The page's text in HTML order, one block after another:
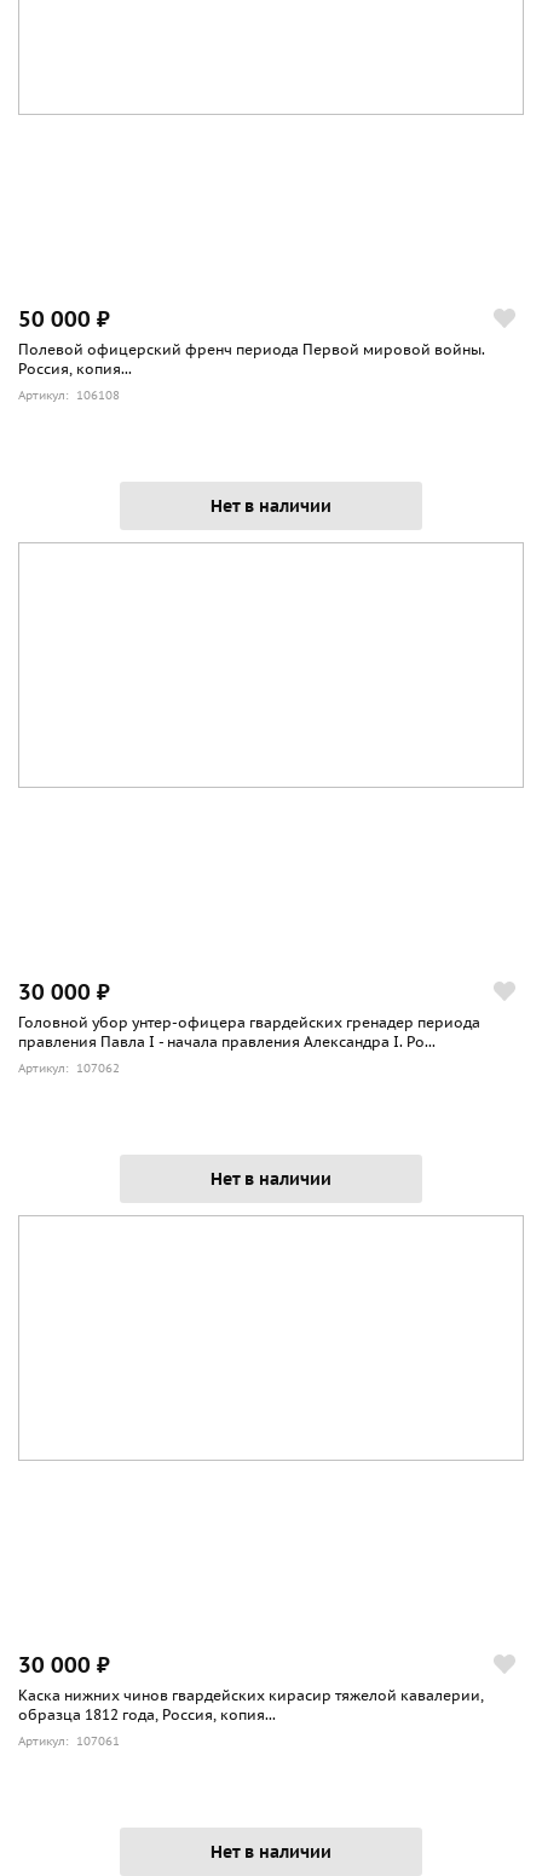
50 000 ₽
Полевой офицерский френч периода Первой мировой войны.
Россия, копия...
Артикул: 106108
Нет в наличии
30 000 ₽
Головной убор унтер-офицера гвардейских гренадер периода
правления Павла I - начала правления Александра I. Ро...
Артикул: 107062
Нет в наличии
30 000 ₽
Каска нижних чинов гвардейских кирасир тяжелой кавалерии,
образца 1812 года, Россия, копия...
Артикул: 107061
Нет в наличии